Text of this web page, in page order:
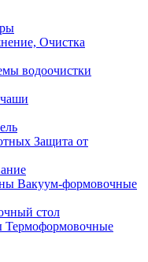
Очистка
водоочистки
Защита от
Вакуум-формовочные
стол
Термоформовочные